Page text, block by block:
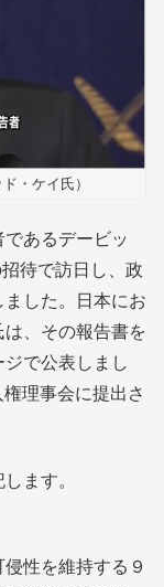
・ケイ氏）
あるデービッ
待で訪日し、政
した。日本にお
、その報告書を
で公表しまし
理事会に提出さ
ます。
性を維持する９